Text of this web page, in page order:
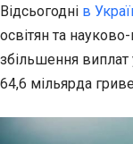
Відсьогодні в
освітян та
збільшення
64,6 мільярда